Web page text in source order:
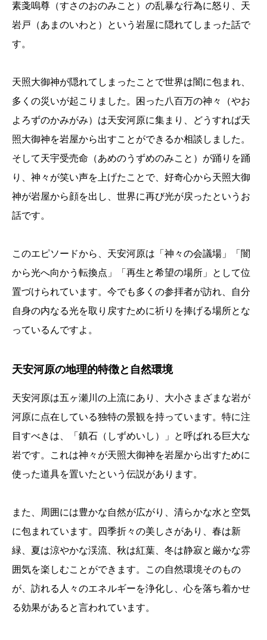
素戔嗚尊（すさのおのみこと）の乱暴な行為に怒り、天
岩戸（あまのいわと）という岩屋に隠れてしまった話で
す。
天照大御神が隠れてしまったことで世界は闇に包まれ、
多くの災いが起こりました。困った八百万の神々（やお
よろずのかみがみ）は天安河原に集まり、どうすれば天
照大御神を岩屋から出すことができるか相談しました。
そして天宇受売命（あめのうずめのみこと）が踊りを踊
り、神々が笑い声を上げたことで、好奇心から天照大御
神が岩屋から顔を出し、世界に再び光が戻ったというお
話です。
このエピソードから、天安河原は「神々の会議場」「闇
から光へ向かう転換点」「再生と希望の場所」として位
置づけられています。今でも多くの参拝者が訪れ、自分
自身の内なる光を取り戻すために祈りを捧げる場所とな
っているんですよ。
天安河原の地理的特徴と自然環境
天安河原は五ヶ瀬川の上流にあり、大小さまざまな岩が
河原に点在している独特の景観を持っています。特に注
目すべきは、「鎮石（しずめいし）」と呼ばれる巨大な
岩です。これは神々が天照大御神を岩屋から出すために
使った道具を置いたという伝説があります。
また、周囲には豊かな自然が広がり、清らかな水と空気
に包まれています。四季折々の美しさがあり、春は新
緑、夏は涼やかな渓流、秋は紅葉、冬は静寂と厳かな雰
囲気を楽しむことができます。この自然環境そのもの
が、訪れる人々のエネルギーを浄化し、心を落ち着かせ
る効果があると言われています。